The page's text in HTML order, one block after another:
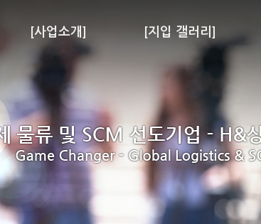
[사업소개] [지입 갤러리]